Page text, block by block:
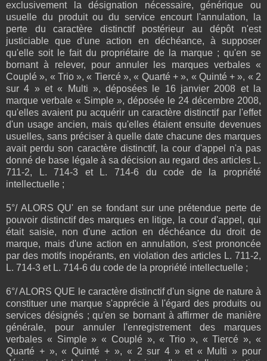
exclusivement la désignation nécessaire, générique ou
usuelle du produit ou du service encourt l'annulation, la
perte du caractère distinctif postérieur au dépôt n'est
justiciable que d'une action en déchéance, à supposer
qu'elle soit le fait du propriétaire de la marque ; qu'en se
bornant à relever, pour annuler les marques verbales «
Couplé », « Trio », « Tiercé », « Quarté + », « Quinté + », « 2
sur 4 » et « Multi », déposées le 16 janvier 2008 et la
marque verbale « Simple », déposée le 24 décembre 2008,
qu'elles avaient pu acquérir un caractère distinctif par l'effet
d'un usage ancien, mais qu'elles étaient ensuite devenues
usuelles, sans préciser à quelle date chacune des marques
avait perdu son caractère distinctif, la cour d'appel n'a pas
donné de base légale à sa décision au regard des articles L.
711-2, L. 714-3 et L. 714-6 du code de la propriété
intellectuelle ;
5°/ ALORS QU' en se fondant sur une prétendue perte de
pouvoir distinctif des marques en litige, la cour d'appel, qui
était saisie, non d'une action en déchéance du droit de
marque, mais d'une action en annulation, s'est prononcée
par des motifs inopérants, en violation des articles L. 711-2,
L. 714-3 et L. 714-6 du code de la propriété intellectuelle ;
6°/ ALORS QUE le caractère distinctif d'un signe de nature à
constituer une marque s'apprécie à l'égard des produits ou
services désignés ; qu'en se bornant à affirmer de manière
générale, pour annuler l'enregistrement des marques
verbales « Simple » « Couplé », « Trio », « Tiercé », «
Quarté + », « Quinté + », « 2 sur 4 » et « Multi » pour